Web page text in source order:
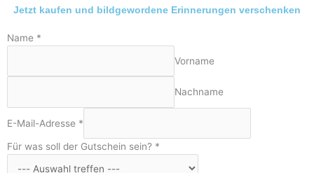
Jetzt kaufen und bildgewordene Erinnerungen verschenken
Name *
Vorname
Nachname
E-Mail-Adresse *
Für was soll der Gutschein sein? *